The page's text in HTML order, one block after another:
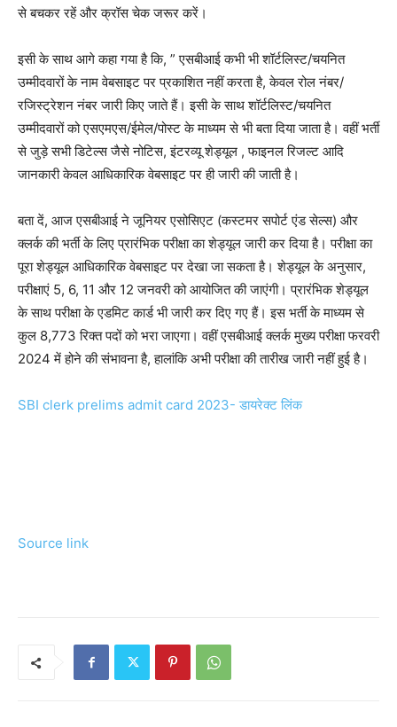
से बचकर रहें और क्रॉस चेक जरूर करें।
इसी के साथ आगे कहा गया है कि, ” एसबीआई कभी भी शॉर्टलिस्ट/चयनित
उम्मीदवारों के नाम वेबसाइट पर प्रकाशित नहीं करता है, केवल रोल नंबर/
रजिस्ट्रेशन नंबर जारी किए जाते हैं। इसी के साथ शॉर्टलिस्ट/चयनित
उम्मीदवारों को एसएमएस/ईमेल/पोस्ट के माध्यम से भी बता दिया जाता है। वहीं भर्ती
से जुड़े सभी डिटेल्स जैसे नोटिस, इंटरव्यू शेड्यूल , फाइनल रिजल्ट आदि
जानकारी केवल आधिकारिक वेबसाइट पर ही जारी की जाती है।
बता दें, आज एसबीआई ने जूनियर एसोसिएट (कस्टमर सपोर्ट एंड सेल्स) और
क्लर्क की भर्ती के लिए प्रारंभिक परीक्षा का शेड्यूल जारी कर दिया है। परीक्षा का
पूरा शेड्यूल आधिकारिक वेबसाइट पर देखा जा सकता है। शेड्यूल के अनुसार,
परीक्षाएं 5, 6, 11 और 12 जनवरी को आयोजित की जाएंगी। प्रारंभिक शेड्यूल
के साथ परीक्षा के एडमिट कार्ड भी जारी कर दिए गए हैं। इस भर्ती के माध्यम से
कुल 8,773 रिक्त पदों को भरा जाएगा। वहीं एसबीआई क्लर्क मुख्य परीक्षा फरवरी
2024 में होने की संभावना है, हालांकि अभी परीक्षा की तारीख जारी नहीं हुई है।
SBI clerk prelims admit card 2023- डायरेक्ट लिंक
Source link